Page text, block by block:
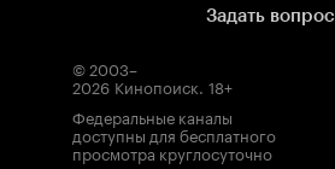
Задать вопрос
© 2003–
2026 Кинопоиск. 18+
Федеральные каналы
доступны для бесплатного
просмотра круглосуточно